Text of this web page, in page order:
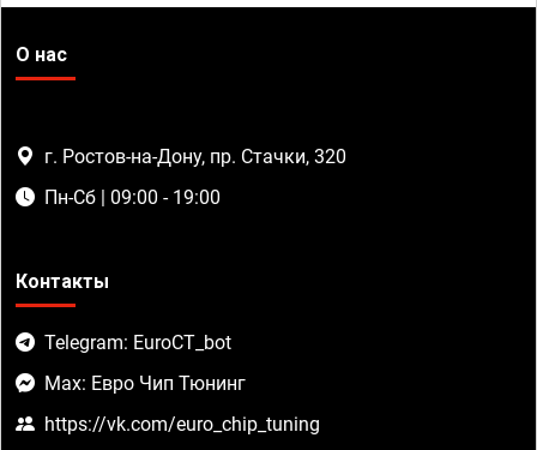
О нас
г. Ростов-на-Дону, пр. Стачки, 320
Пн-Сб | 09:00 - 19:00
Контакты
Telegram: EuroCT_bot
Max: Евро Чип Тюнинг
https://vk.com/euro_chip_tuning